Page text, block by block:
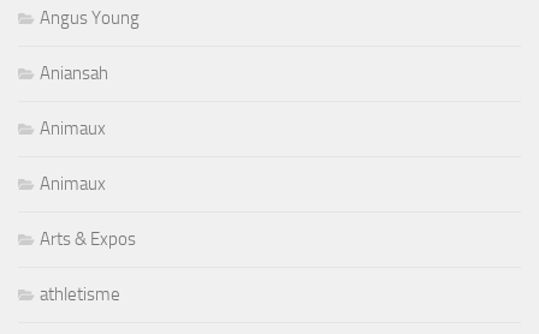
Angus Young
Aniansah
Animaux
Animaux
Arts & Expos
athletisme